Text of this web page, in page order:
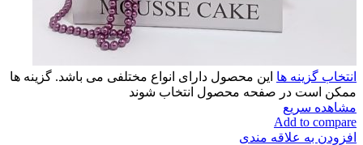
انتخاب گزینه ها این محصول دارای انواع مختلفی می باشد. گزینه ها
ممکن است در صفحه محصول انتخاب شوند
مشاهده سریع
Add to compare
افزودن به علاقه مندی